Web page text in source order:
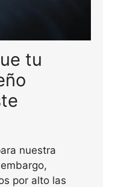
tu
nuestra
por alto las